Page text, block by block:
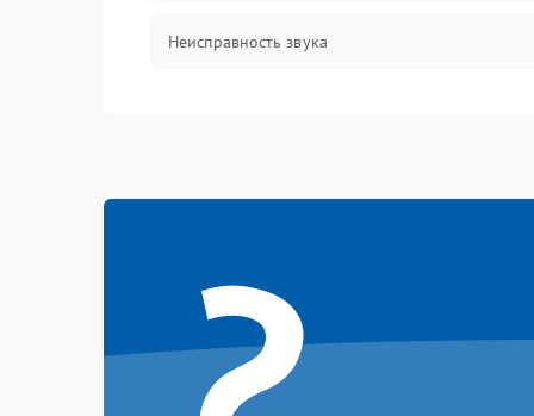
Неисправность звука